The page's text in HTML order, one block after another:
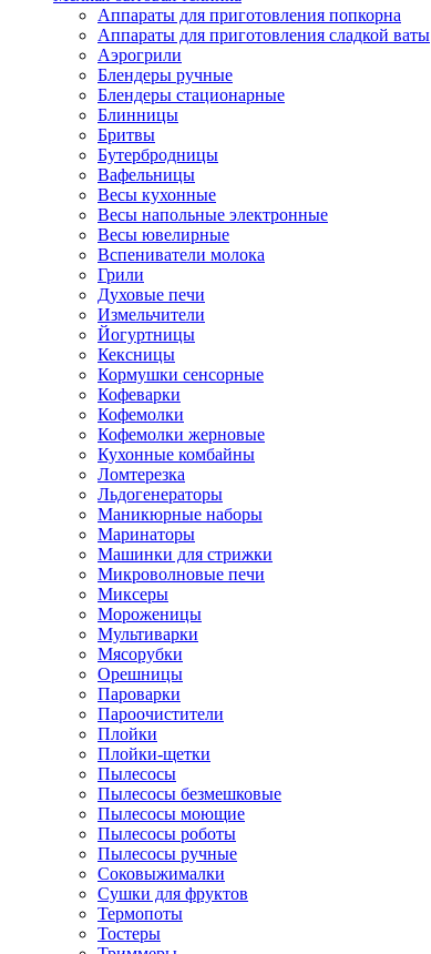
Аппараты для приготовления попкорна
Аппараты для приготовления сладкой ваты
Аэрогрили
Блендеры ручные
Блендеры стационарные
Блинницы
Бритвы
Бутербродницы
Вафельницы
Весы кухонные
Весы напольные электронные
Весы ювелирные
Вспениватели молока
Грили
Духовые печи
Измельчители
Йогуртницы
Кексницы
Кормушки сенсорные
Кофеварки
Кофемолки
Кофемолки жерновые
Кухонные комбайны
Ломтерезка
Льдогенераторы
Маникюрные наборы
Маринаторы
Машинки для стрижки
Микроволновые печи
Миксеры
Мороженицы
Мультиварки
Мясорубки
Орешницы
Пароварки
Пароочистители
Плойки
Плойки-щетки
Пылесосы
Пылесосы безмешковые
Пылесосы моющие
Пылесосы роботы
Пылесосы ручные
Соковыжималки
Сушки для фруктов
Термопоты
Тостеры